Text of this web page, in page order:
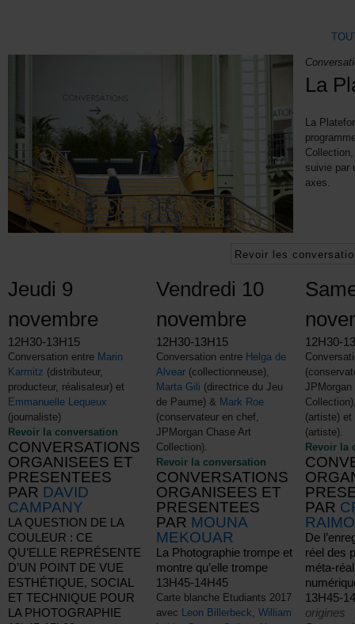
La
La
suivie par
axes.
Revoir les
Jeudi 9
novembre
12H30-13H15
Conversation entre Marin
Karmitz (distributeur,
producteur, réalisateur) et
Emmanuelle Lequeux
(journaliste)
Revoir la conversation
CONVERSATIONS
ORGANISEES ET
PRESENTEES
PAR DAVID
CAMPANY
LA QUESTION DE LA
COULEUR : CE
QU’ELLE REPRÉSENTE
D’UN POINT DE VUE
ESTHÉTIQUE, SOCIAL
ET TECHNIQUE POUR
LA PHOTOGRAPHIE
Vendredi 10
novembre
12H30-13H15
Conversation entre Helga de
Alvear (collectionneuse),
Marta Gili (directrice du Jeu
de Paume) & Mark Roe
(conservateur en chef,
JPMorgan Chase Art
Collection).
Revoir la conversation
CONVERSATIONS
ORGANISEES ET
PRESENTEES
PAR MOUNA
MEKOUAR
La Photographie trompe et
montre qu’elle trompe
13H45-14H45
Carte blanche Etudiants 2017
avec Leon Billerbeck,William
12H30-
JPMorgan
(artiste) et
(artiste).
Revoir la
PAR
De
réel des
méta-
13H45-
origines